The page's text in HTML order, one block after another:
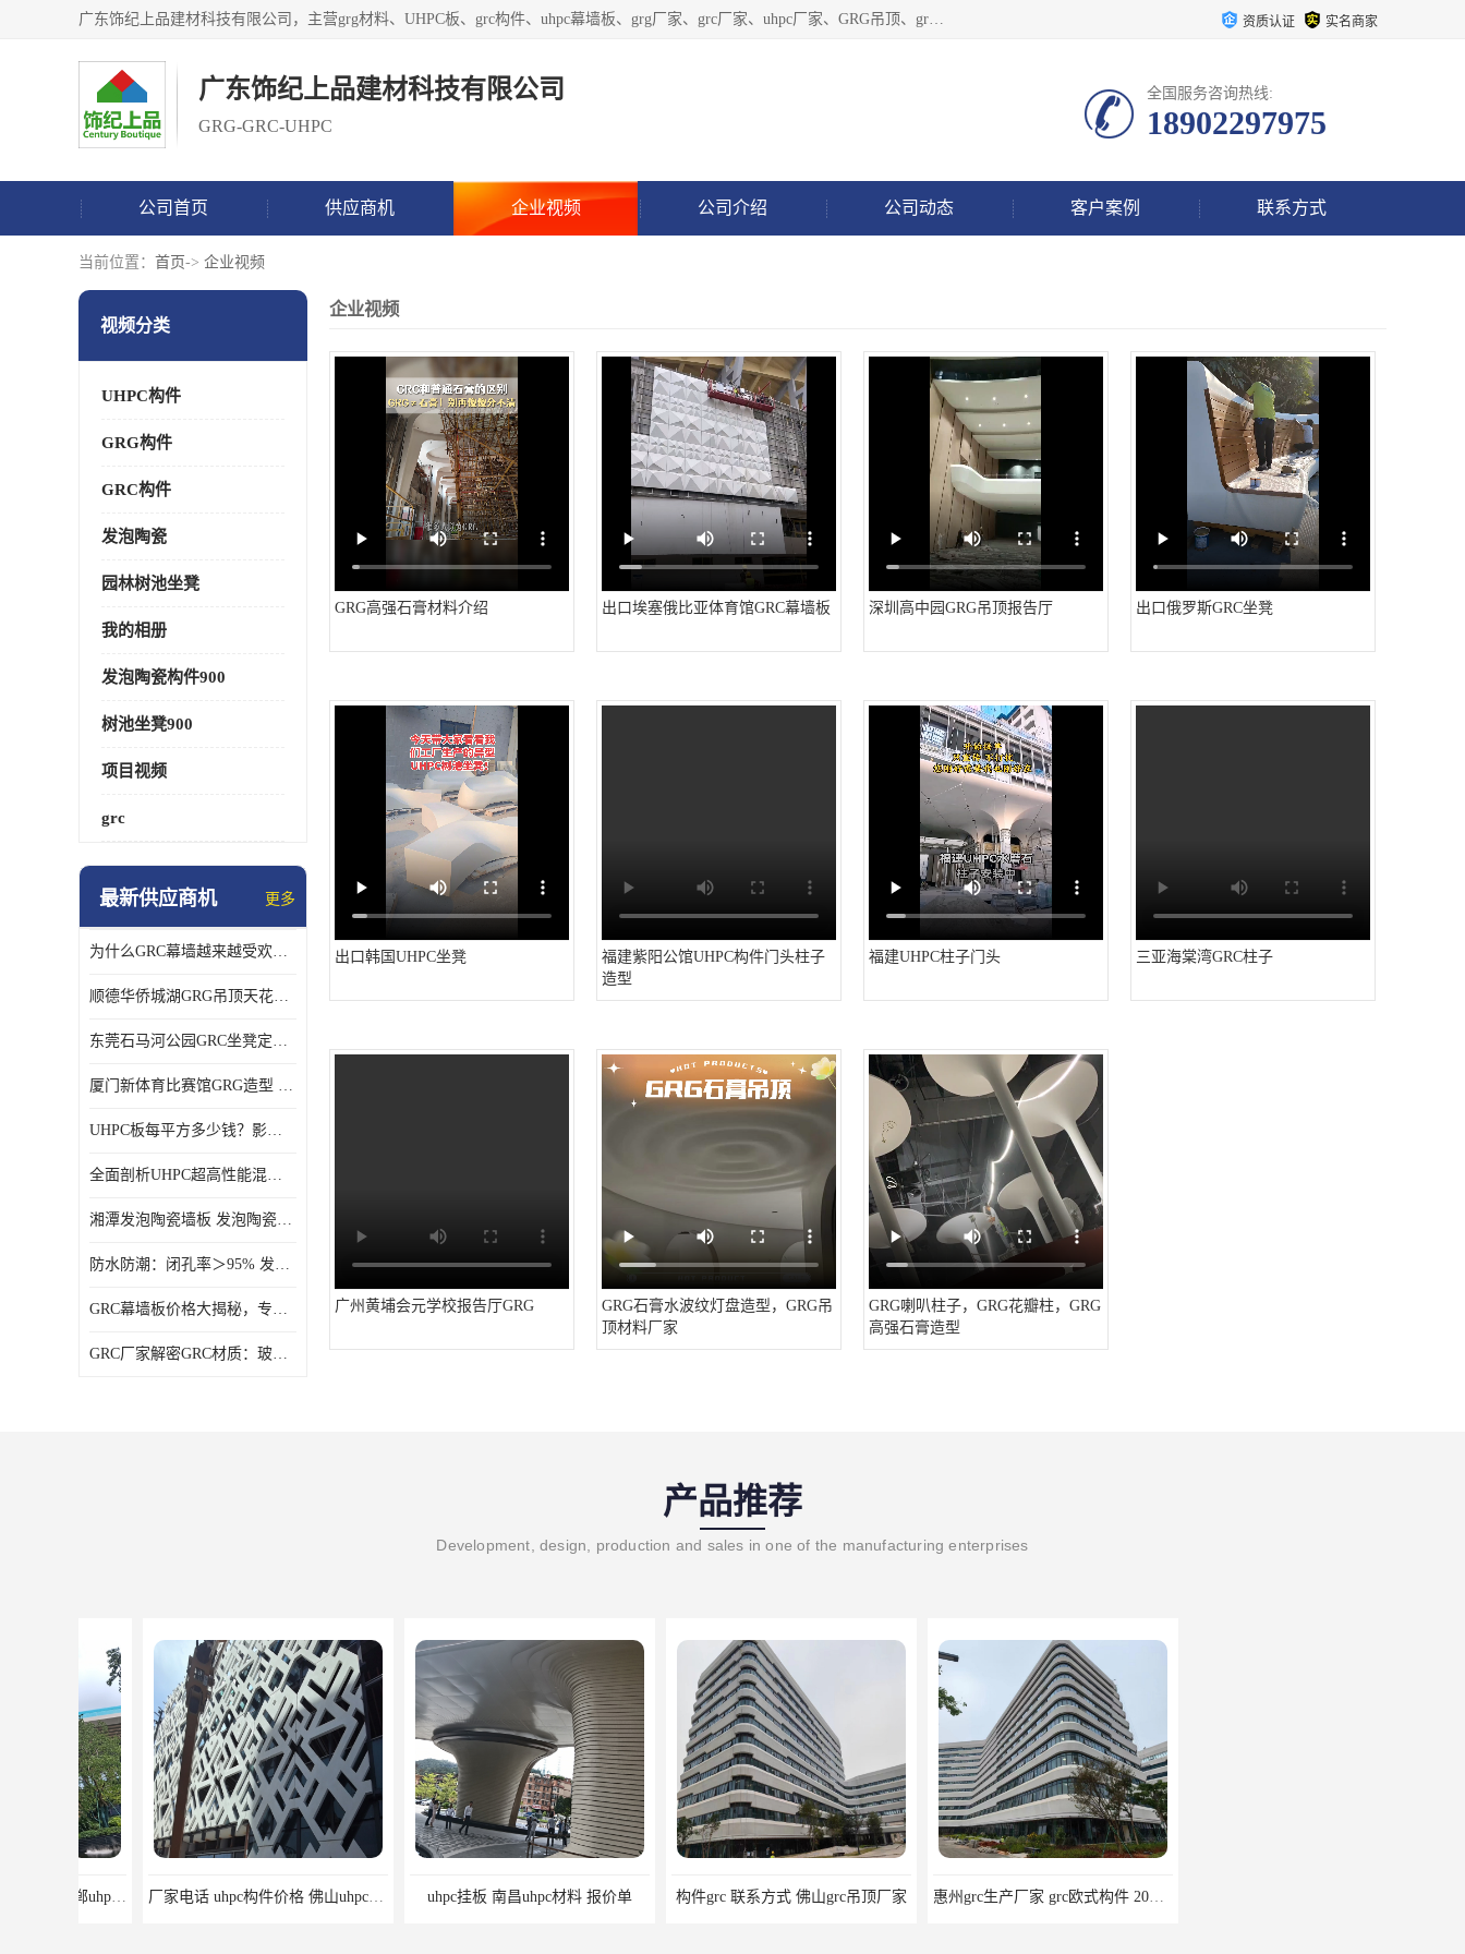
广东饰纪上品建材科技有限公司，主营grg材料、UHPC板、grc构件、uhpc幕墙板、grg厂家、grc厂家、uhpc厂家、GRG吊顶、grg石膏板、grg构件、外墙grc线条、grg造型、grg材料定制，uhpc高性能混凝土，uhpc构件，uhpc镂空挂板，grg材料生产厂家，广东grg厂家，广东grc厂家，联系方式*，2万平厂房，如果您对我公司的产品服务感兴趣，请联系我们。 资质认证 实名商家
广东饰纪上品建材科技有限公司
GRG-GRC-UHPC
全国服务咨询热线:
18902297975
公司首页 供应商机 企业视频 公司介绍 公司动态 客户案例 联系方式
当前位置： 首页-> 企业视频
视频分类
UHPC构件
GRG构件
GRC构件
发泡陶瓷
园林树池坐凳
我的相册
发泡陶瓷构件900
树池坐凳900
项目视频
grc
最新供应商机 更多
为什么GRC幕墙越来越受欢迎？一起来了解GRC幕墙
顺德华侨城湖GRG吊顶天花GRG材料定制厂家饰纪上品
东莞石马河公园GRC坐凳定制选择广东饰纪上品GRC构件厂家
厦门新体育比赛馆GRG造型 GRG材料 广东GRG厂家
UHPC板每平方多少钱？影响价格的关键因素解析
全面剖析UHPC超高性能混凝土：优势显著，劣势何在？
湘潭发泡陶瓷墙板 发泡陶瓷装饰构件 轻质高强：密度低但抗压强度高
防水防潮：闭孔率＞95% 发泡陶瓷装饰构件 南阳发泡陶瓷厂家
GRC幕墙板价格大揭秘，专业厂家报价助您轻松掌控预算
GRC厂家解密GRC材质：玻璃纤维与水泥复合，创新建筑新选择
企业视频
GRG高强石膏材料介绍 出口埃塞俄比亚体育馆GRC幕墙板 深圳高中园GRG吊顶报告厅 出口俄罗斯GRC坐凳
出口韩国UHPC坐凳
福建紫阳公馆UHPC构件门头柱子
造型
福建UHPC柱子门头 三亚海棠湾GRC柱子
广州黄埔会元学校报告厅GRG
GRG石膏水波纹灯盘造型，GRG吊
顶材料厂家
GRG喇叭柱子，GRG花瓣柱，GRG
高强石膏造型
产品推荐
Development, design, production and sales in one of the manufacturing enterprises
厂家电话 uhpc构件价格 佛山uhpc工厂 uhpc挂板 南昌uhpc材料 报价单 构件grc 联系方式 佛山grc吊顶厂家 惠州grc生产厂家 grc欧式构件 20年行业经验